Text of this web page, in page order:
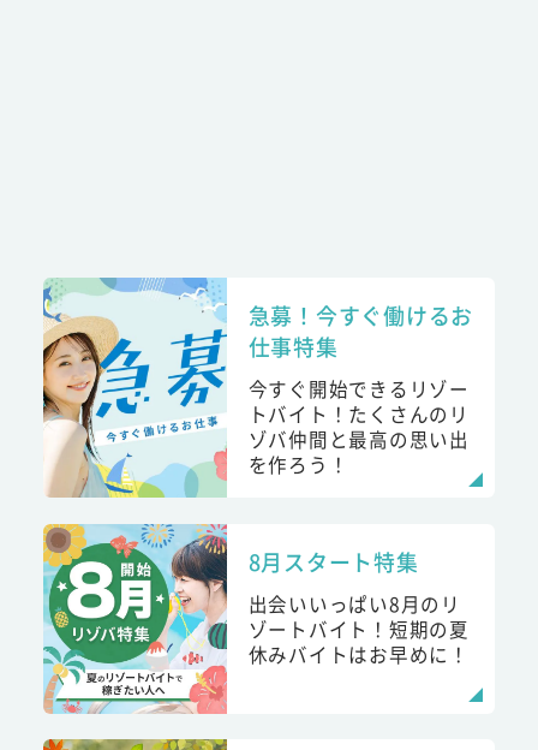
急募！今すぐ働けるお
仕事特集
今すぐ開始できるリゾー
トバイト！たくさんのリ
ゾバ仲間と最高の思い出
を作ろう！
8月スタート特集
出会いいっぱい8月のリ
ゾートバイト！短期の夏
休みバイトはお早めに！